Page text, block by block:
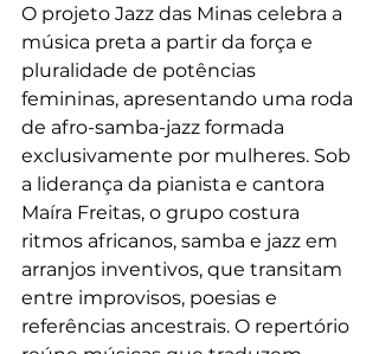
O projeto Jazz das Minas celebra a
música preta a partir da força e
pluralidade de potências
femininas, apresentando uma roda
de afro-samba-jazz formada
exclusivamente por mulheres. Sob
a liderança da pianista e cantora
Maíra Freitas, o grupo costura
ritmos africanos, samba e jazz em
arranjos inventivos, que transitam
entre improvisos, poesias e
referências ancestrais. O repertório